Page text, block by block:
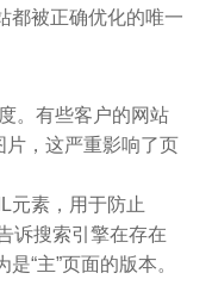
都被正确优化的唯一
。有些客户的网站
片，这严重影响了页
元素，用于防止
诉搜索引擎在存在
“主”页面的版本。